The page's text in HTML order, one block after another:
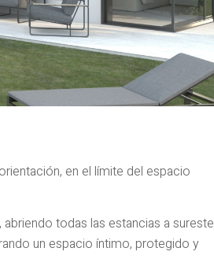
en el límite del espacio
todas las estancias a sureste
un espacio íntimo, protegido y